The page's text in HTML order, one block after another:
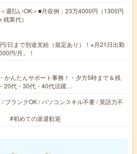
週払いOK＞■月収例：23万4000円（1300円
業代）
/日まで別途支給（規定あり）！※月21日出勤
円/月」！
かんたんサポート事務！・夕方5時まで＆残
20代・30代・40代活躍…
ブランクOK / パソコンスキル不要 / 英語力不
#初めての派遣歓迎